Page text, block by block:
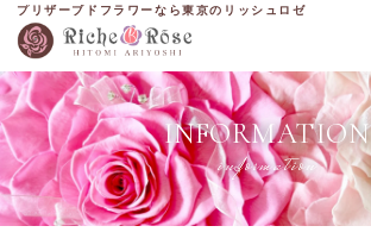
プリザーブドフラワーなら東京のリッシュロゼ
INFORMATION
information